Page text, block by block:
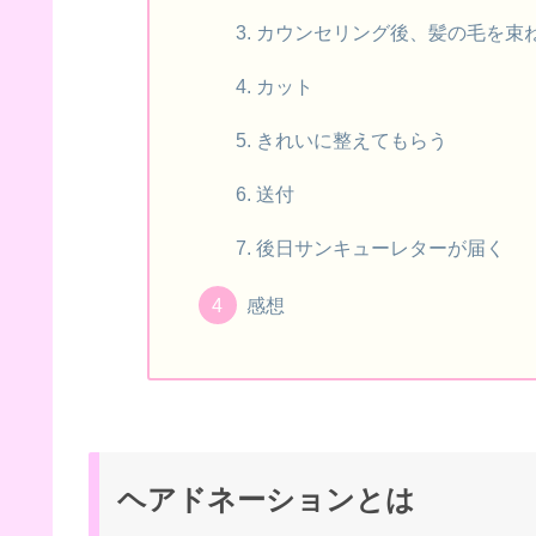
カウンセリング後、髪の毛を束
カット
きれいに整えてもらう
送付
後日サンキューレターが届く
感想
ヘアドネーションとは